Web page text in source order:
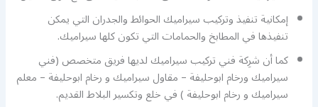
إمكانية تنفيذ وتركيب سيراميك الحوائط والجدران التي يمكن
تنفيذها في المطابخ والحمامات التي تكون كلها سيراميك.
كما أن شرِكة فني تركيب سيراميك لديها فريق متخصص (فني
سيراميك ورخام ابوحليفة – مقاول سيراميك و رخام ابوحليفة – معلم
سيراميك و رخام ابوحليفة ) في خلع وتكسير البلاط القديم.